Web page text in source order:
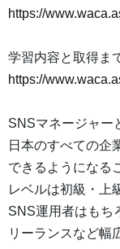
https://
学習内容と取得ま
https://
SNSマネージャー
日本のすべての企
できるようになる
レベルは初級・上
SNS運用者はもち
リーランスなど幅